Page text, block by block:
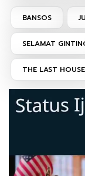
BANSOS
SELAMAT
THE LAST HOUSE